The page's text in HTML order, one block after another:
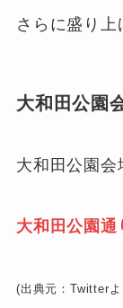
さらに盛り上
大和田公園
大和田公園会
大和田公園通
(出典元：Twitterよ